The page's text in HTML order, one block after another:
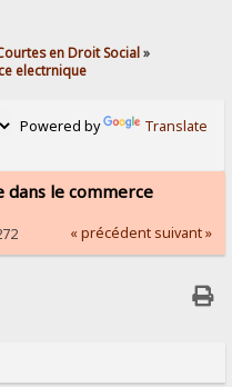
en Droit Social»
electrnique
Powered by Translate
dans le commerce
« précédent suivant »